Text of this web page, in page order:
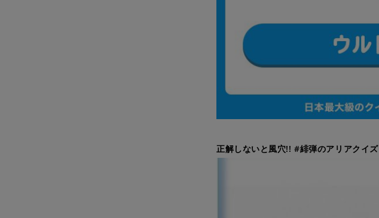
正解しないと風穴!! #緋弾のアリアクイズ